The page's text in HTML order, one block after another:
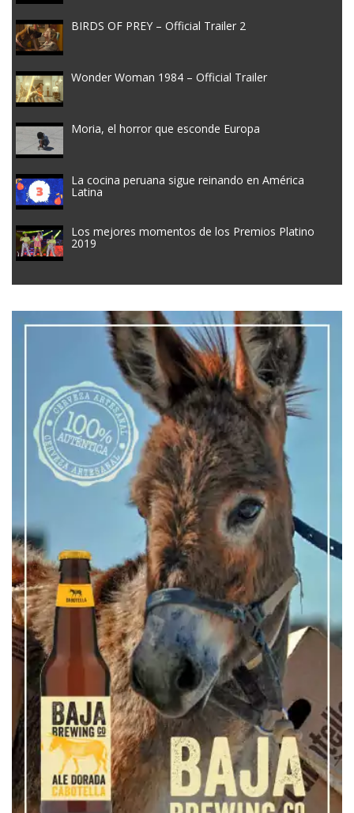
BIRDS OF PREY – Official Trailer 2
Wonder Woman 1984 – Official Trailer
Moria, el horror que esconde Europa
La cocina peruana sigue reinando en América
Latina
Los mejores momentos de los Premios Platino
2019